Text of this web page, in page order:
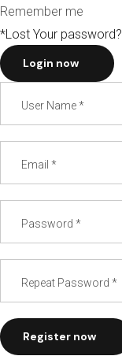
Remember me
*Lost Your password?
Login now
Register now